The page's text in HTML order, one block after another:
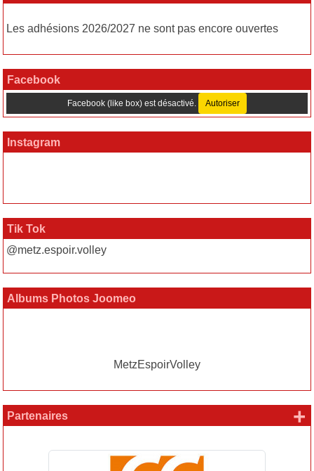
Les adhésions 2026/2027 ne sont pas encore ouvertes
Facebook
Facebook (like box) est désactivé. Autoriser
Instagram
Tik Tok
@metz.espoir.volley
Albums Photos Joomeo
MetzEspoirVolley
Partenaires +